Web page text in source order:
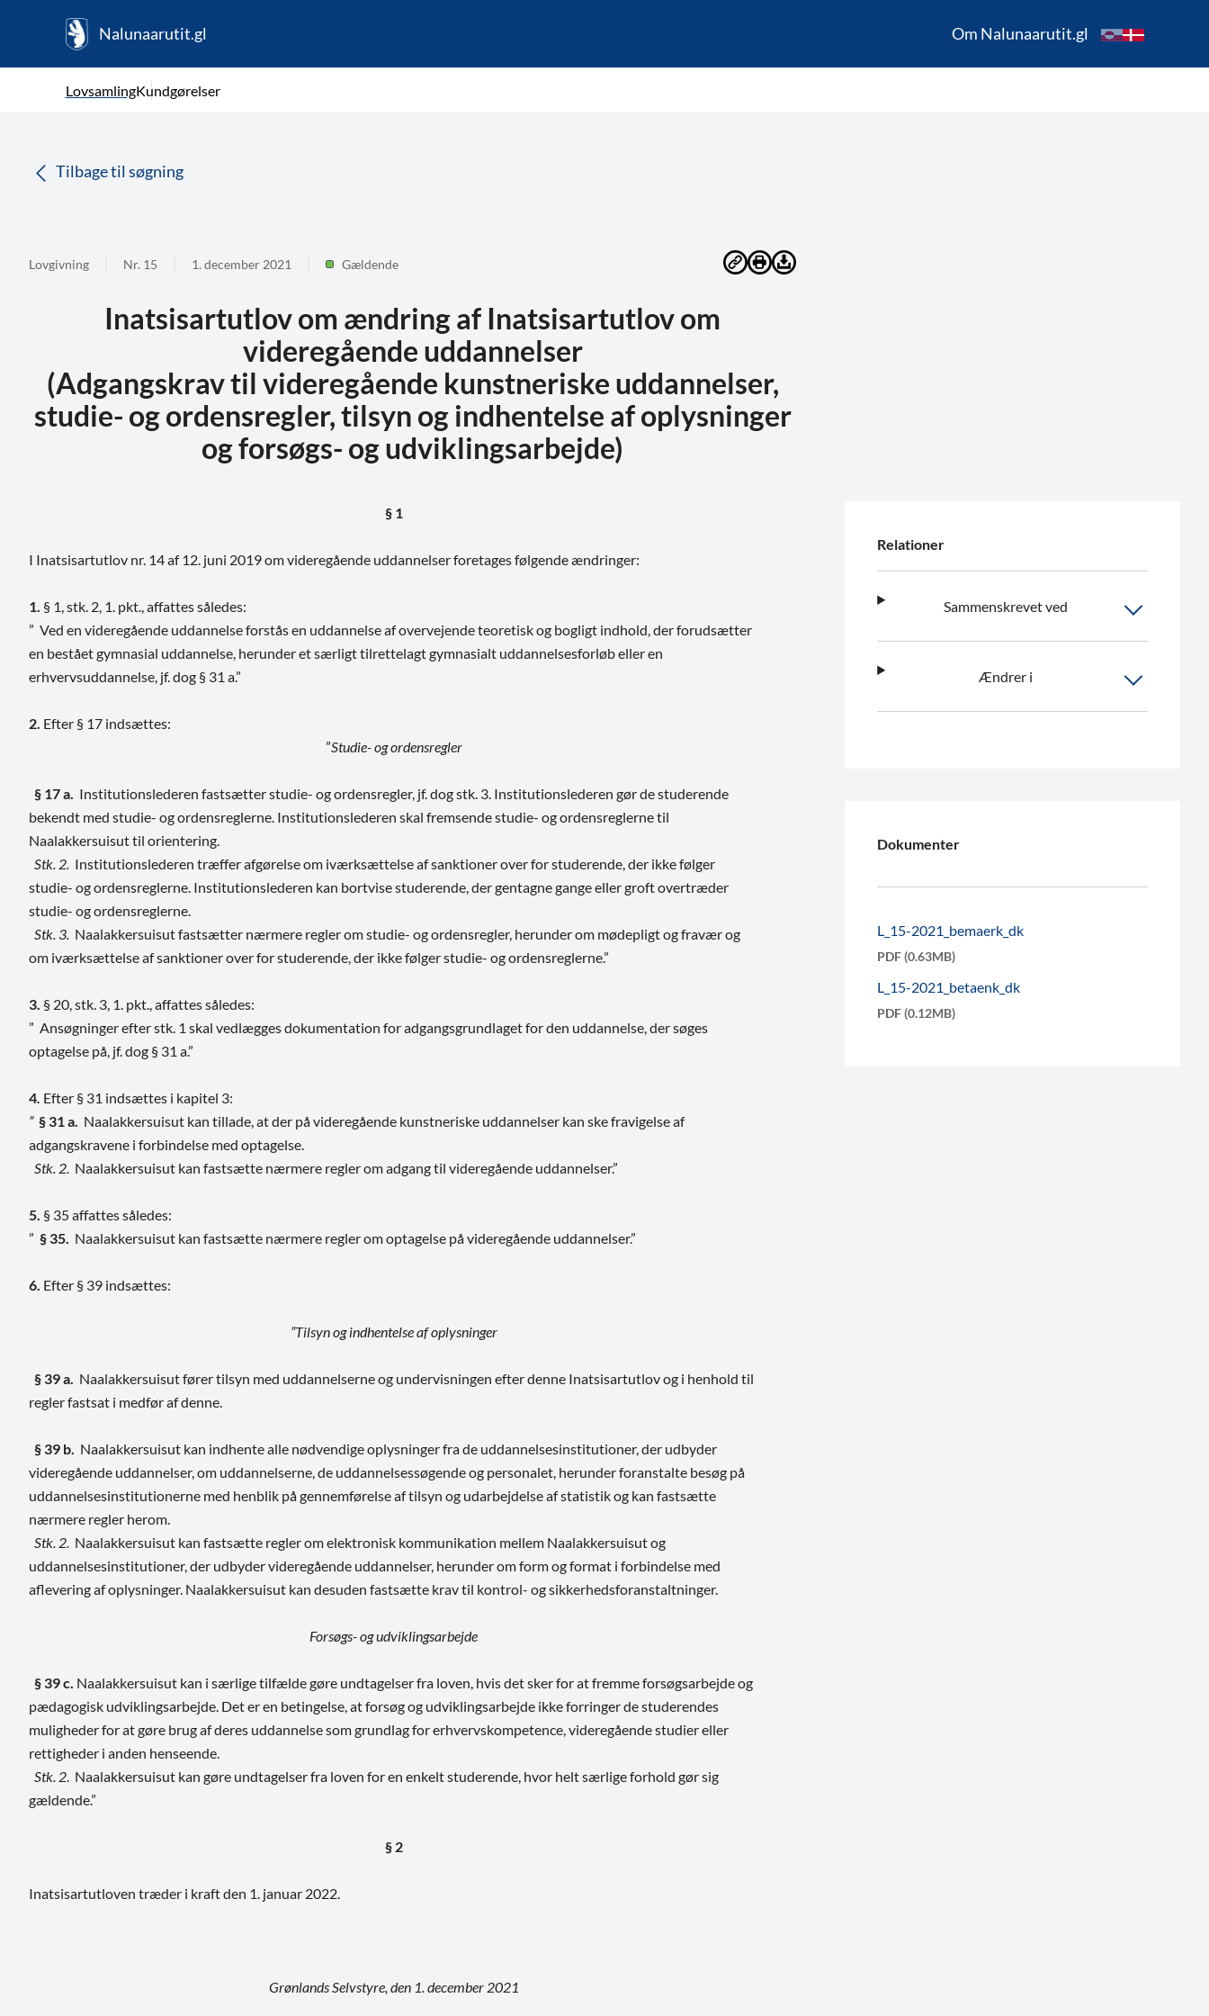
Nalunaarutit.gl Om Nalunaarutit.gl
LovsamlingKundgørelser
Tilbage til søgning
Lovgivning Nr. 15 1. december 2021 Gældende
Inatsisartutlov om ændring af Inatsisartutlov om
videregående uddannelser
(Adgangskrav til videregående kunstneriske uddannelser,
studie- og ordensregler, tilsyn og indhentelse af oplysninger
og forsøgs- og udviklingsarbejde)
§ 1
I Inatsisartutlov nr. 14 af 12. juni 2019 om videregående uddannelser foretages følgende ændringer:
1. § 1, stk. 2, 1. pkt., affattes således:
” Ved en videregående uddannelse forstås en uddannelse af overvejende teoretisk og bogligt indhold, der forudsætter
en bestået gymnasial uddannelse, herunder et særligt tilrettelagt gymnasialt uddannelsesforløb eller en
erhvervsuddannelse, jf. dog § 31 a.”
2. Efter § 17 indsættes:
”Studie- og ordensregler
§ 17 a. Institutionslederen fastsætter studie- og ordensregler, jf. dog stk. 3. Institutionslederen gør de studerende
bekendt med studie- og ordensreglerne. Institutionslederen skal fremsende studie- og ordensreglerne til
Naalakkersuisut til orientering.
Stk. 2. Institutionslederen træffer afgørelse om iværksættelse af sanktioner over for studerende, der ikke følger
studie- og ordensreglerne. Institutionslederen kan bortvise studerende, der gentagne gange eller groft overtræder
studie- og ordensreglerne.
Stk. 3. Naalakkersuisut fastsætter nærmere regler om studie- og ordensregler, herunder om mødepligt og fravær og
om iværksættelse af sanktioner over for studerende, der ikke følger studie- og ordensreglerne.”
3. § 20, stk. 3, 1. pkt., affattes således:
” Ansøgninger efter stk. 1 skal vedlægges dokumentation for adgangsgrundlaget for den uddannelse, der søges
optagelse på, jf. dog § 31 a.”
4 Efter § 31 indsættes i kapitel 3:
” § 31 a. Naalakkersuisut kan tillade, at der på videregående kunstneriske uddannelser kan ske fravigelse af
adgangskravene i forbindelse med optagelse.
Stk. 2. Naalakkersuisut kan fastsætte nærmere regler om adgang til videregående uddannelser.”
5. § 35 affattes således:
” § 35. Naalakkersuisut kan fastsætte nærmere regler om optagelse på videregående uddannelser.”
6. Efter § 39 indsættes:
”Tilsyn og indhentelse af oplysninger
§ 39 a. Naalakkersuisut fører tilsyn med uddannelserne og undervisningen efter denne Inatsisartutlov og i henhold til
regler fastsat i medfør af denne.
§ 39 b. Naalakkersuisut kan indhente alle nødvendige oplysninger fra de uddannelsesinstitutioner, der udbyder
videregående uddannelser, om uddannelserne, de uddannelsessøgende og personalet, herunder foranstalte besøg på
uddannelsesinstitutionerne med henblik på gennemførelse af tilsyn og udarbejdelse af statistik og kan fastsætte
nærmere regler herom.
Stk. 2. Naalakkersuisut kan fastsætte regler om elektronisk kommunikation mellem Naalakkersuisut og
uddannelsesinstitutioner, der udbyder videregående uddannelser, herunder om form og format i forbindelse med
aflevering af oplysninger. Naalakkersuisut kan desuden fastsætte krav til kontrol- og sikkerhedsforanstaltninger.
Forsøgs- og udviklingsarbejde
§ 39 c. Naalakkersuisut kan i særlige tilfælde gøre undtagelser fra loven, hvis det sker for at fremme forsøgsarbejde og
pædagogisk udviklingsarbejde. Det er en betingelse, at forsøg og udviklingsarbejde ikke forringer de studerendes
muligheder for at gøre brug af deres uddannelse som grundlag for erhvervskompetence, videregående studier eller
rettigheder i anden henseende.
Stk. 2 . Naalakkersuisut kan gøre undtagelser fra loven for en enkelt studerende, hvor helt særlige forhold gør sig
gældende.”
§ 2
Inatsisartutloven træder i kraft den 1. januar 2022.
Grønlands Selvstyre, den 1. december 2021
Relationer
Sammenskrevet ved
Ændrer i
Dokumenter
L_15-2021_bemaerk_dk
PDF (0.63MB)
L_15-2021_betaenk_dk
PDF (0.12MB)